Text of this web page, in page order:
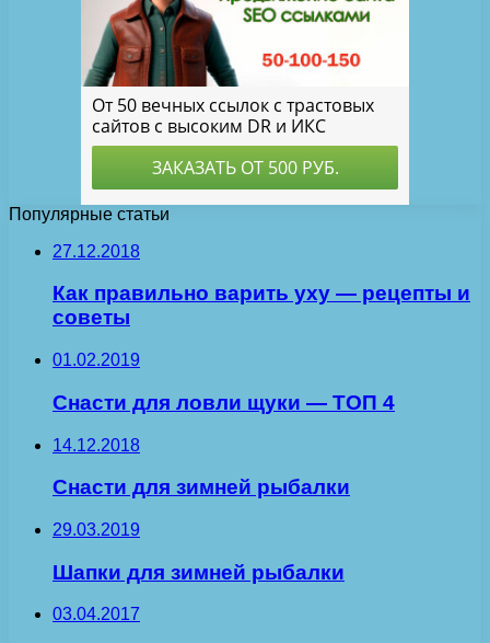
Популярные статьи
27.12.2018
Как правильно варить уху — рецепты и
советы
01.02.2019
Снасти для ловли щуки — ТОП 4
14.12.2018
Снасти для зимней рыбалки
29.03.2019
Шапки для зимней рыбалки
03.04.2017